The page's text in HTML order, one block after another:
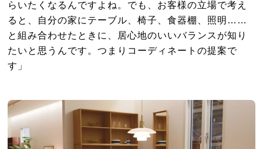
らいたくなるんですよね。でも、お客様の立場で考え
ると、自分の家にテーブル、椅子、食器棚、照明……
と組み合わせたときに、居心地のいいバランスが知り
たいと思うんです。つまりコーディネートの提案で
す」